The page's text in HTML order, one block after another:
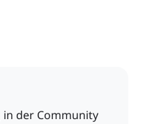
der Community